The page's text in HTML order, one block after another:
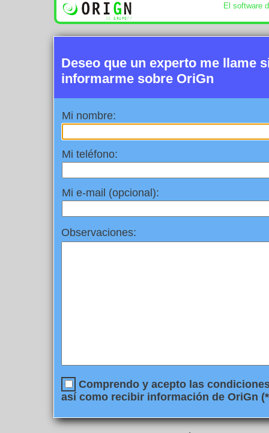
El software
Deseo que un experto me llame
informarme sobre OriGn
Mi nombre:
Mi teléfono:
Mi e-mail (opcional):
Observaciones:
Comprendo y acepto las
así como recibir información de OriGn